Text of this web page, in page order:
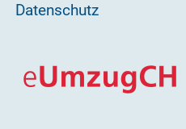
Datenschutz